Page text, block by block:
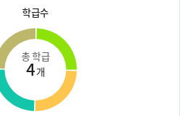
학급수
총 학급
4개